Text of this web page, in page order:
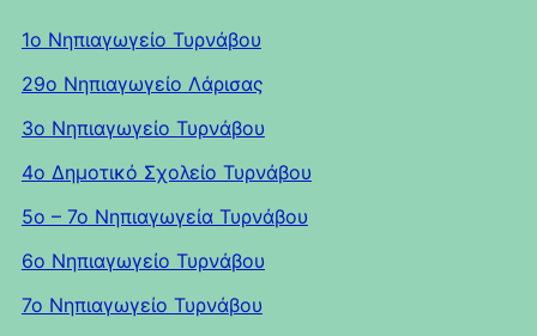
1ο Νηπιαγωγείο Τυρνάβου
29ο Νηπιαγωγείο Λάρισας
3ο Νηπιαγωγείο Τυρνάβου
4ο Δημοτικό Σχολείο Τυρνάβου
5ο – 7ο Νηπιαγωγεία Τυρνάβου
6ο Νηπιαγωγείο Τυρνάβου
7ο Νηπιαγωγείο Τυρνάβου